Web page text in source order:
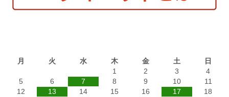
月 火 水 木 金 土
日
1
2 3
4
5
6 7 8 9 10
11
12
13 14 15 16 17
18